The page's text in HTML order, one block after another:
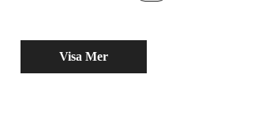
Visa Mer